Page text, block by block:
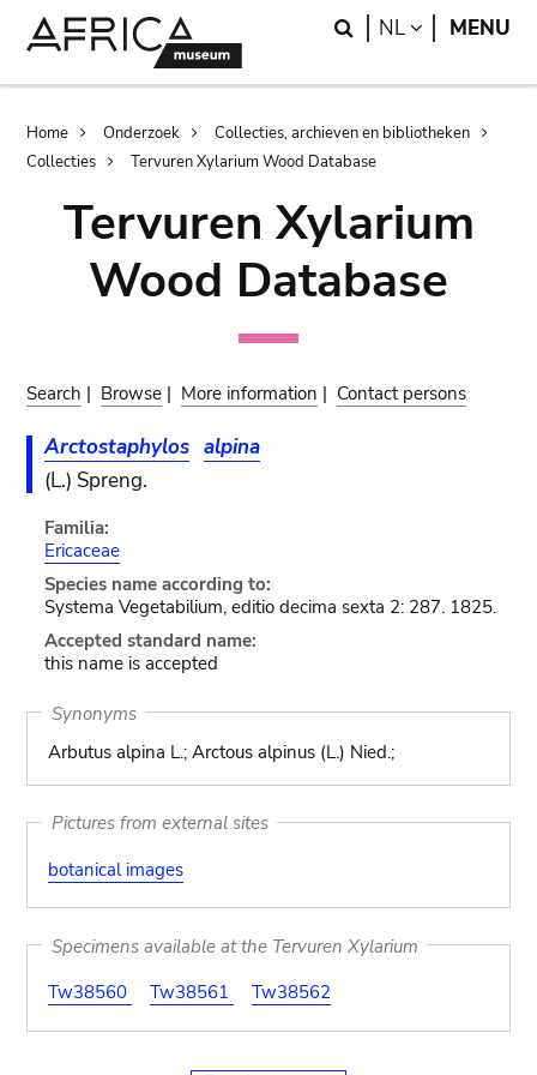
Search
NL LANGUAGE
MENU
Breadcrumb
Home Onderzoek
Collecties, archieven en bibliotheken
Collecties
Tervuren Xylarium Wood Database
Tervuren Xylarium
Wood Database
Search | Browse | More information | Contact persons
Arctostaphylos alpina
(L.) Spreng.
Familia:
Ericaceae
Species name according to:
Systema Vegetabilium, editio decima sexta 2: 287. 1825.
Accepted standard name:
this name is accepted
Synonyms
Arbutus alpina L.; Arctous alpinus (L.) Nied.;
Pictures from external sites
botanical images
Specimens available at the Tervuren Xylarium
Tw38560
Tw38561 Tw38562